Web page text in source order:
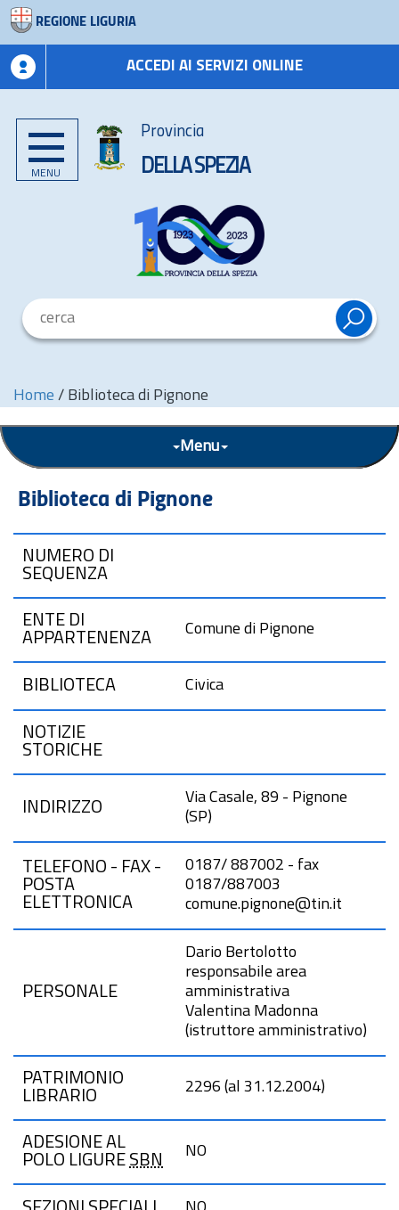
REGIONE LIGURIA
ACCEDI AI SERVIZI ONLINE
MENU
Provincia
DELLA SPEZIA
Home / Biblioteca di Pignone
Menu
Biblioteca di Pignone
NUMERO DI
SEQUENZA
ENTE DI
APPARTENENZA
Comune di Pignone
BIBLIOTECA Civica
NOTIZIE
STORICHE
INDIRIZZO
Via Casale, 89 - Pignone
(SP)
TELEFONO - FAX -
POSTA
ELETTRONICA
0187/ 887002 - fax
0187/887003
comune.pignone@tin.it
PERSONALE
Dario Bertolotto
responsabile area
amministrativa
Valentina Madonna
(istruttore amministrativo)
PATRIMONIO
LIBRARIO
2296 (al 31.12.2004)
ADESIONE AL
POLO LIGURE SBN
NO